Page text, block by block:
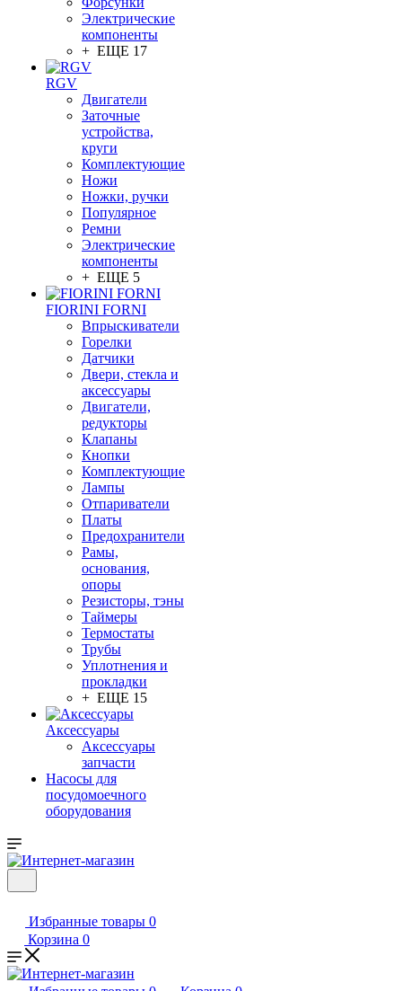
Электрические
компоненты
+ ЕЩЕ 17
RGV
Двигатели
Заточные
устройства,
круги
Комплектующие
Ножи
Ножки, ручки
Популярное
Ремни
Электрические
компоненты
+ ЕЩЕ 5
FIORINI FORNI
Впрыскиватели
Горелки
Датчики
Двери, стекла и
аксессуары
Двигатели,
редукторы
Клапаны
Кнопки
Комплектующие
Лампы
Отпариватели
Платы
Предохранители
Рамы,
основания,
опоры
Резисторы, тэны
Таймеры
Термостаты
Трубы
Уплотнения и
прокладки
+ ЕЩЕ 15
Аксессуары
Аксессуары
запчасти
Насосы для
посудомоечного
оборудования
Избранные товары 0
Корзина 0